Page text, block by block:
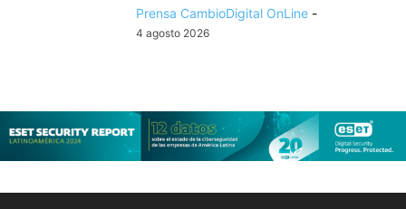
Prensa CambioDigital OnLine -
4 agosto 2026